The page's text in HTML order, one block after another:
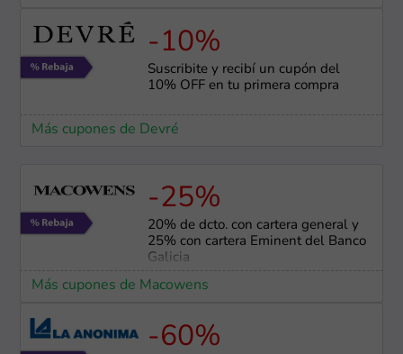
-10%
Suscribite y recibí un cupón del
10% OFF en tu primera compra
Más cupones de Devré
-25%
20% de dcto. con cartera general y
25% con cartera Eminent del Banco
Galicia
Más cupones de Macowens
-60%